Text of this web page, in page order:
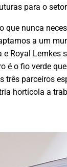
para o
que nunca
a um
Royal Lemkes
é o fio verde
três parceiros
hortícola a